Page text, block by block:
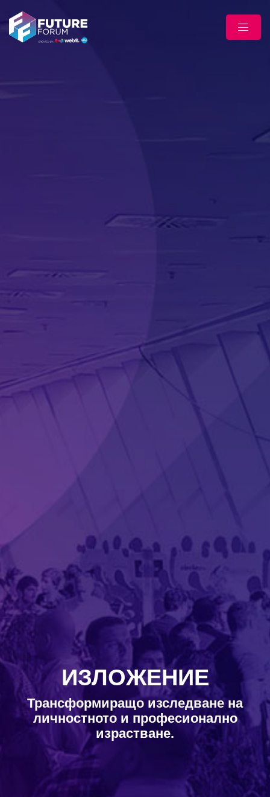
ИЗЛОЖЕНИЕ
Трансформиращо изследване на
личностното и професионално
израстване.